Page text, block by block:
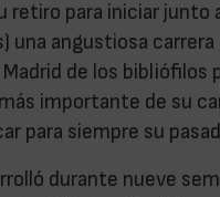
retiro para iniciar junto
una angustiosa
de los bibliófilos
importante de su
para siempre su
durante nueve